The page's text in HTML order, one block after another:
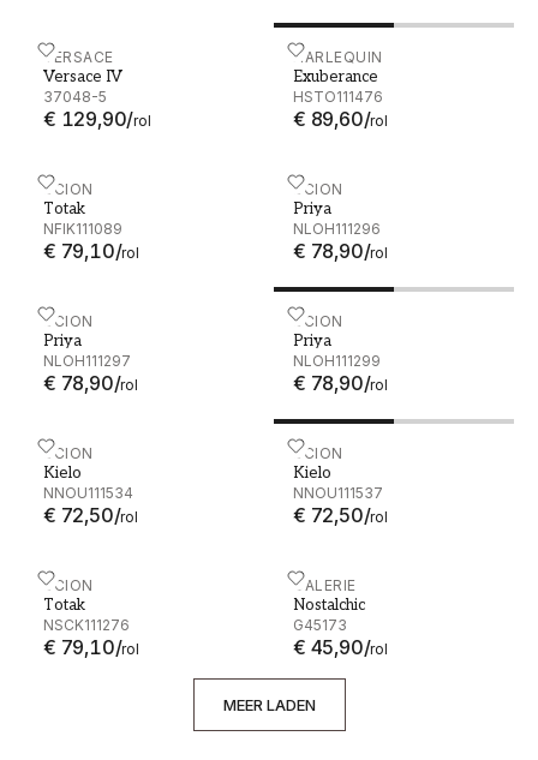
VERSACE
Versace IV
37048-5
€ 129,90/rol
Versace IV - 37048-5 HARLEQUIN
Exuberance
HSTO111476
€ 89,60/rol
Exuberance - HSTO111476
SCION
Totak
NFIK111089
€ 79,10/rol
Totak - NFIK111089 SCION
Priya
NLOH111296
€ 78,90/rol
Priya - NLOH111296
SCION
Priya
NLOH111297
€ 78,90/rol
Priya - NLOH111297 SCION
Priya
NLOH111299
€ 78,90/rol
Priya - NLOH111299
SCION
Kielo
NNOU111534
€ 72,50/rol
Kielo - NNOU111534 SCION
Kielo
NNOU111537
€ 72,50/rol
Kielo - NNOU111537
SCION
Totak
NSCK111276
€ 79,10/rol
Totak - NSCK111276 GALERIE
Nostalchic
G45173
€ 45,90/rol
Nostalchic - G45173
MEER LADEN